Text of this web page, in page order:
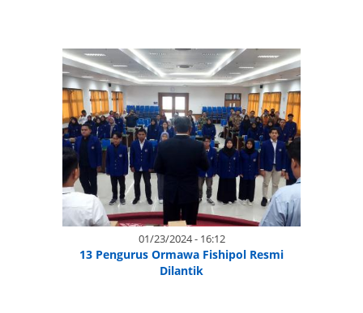
01/23/2024 - 16:12
13 Pengurus Ormawa Fishipol Resmi
Dilantik